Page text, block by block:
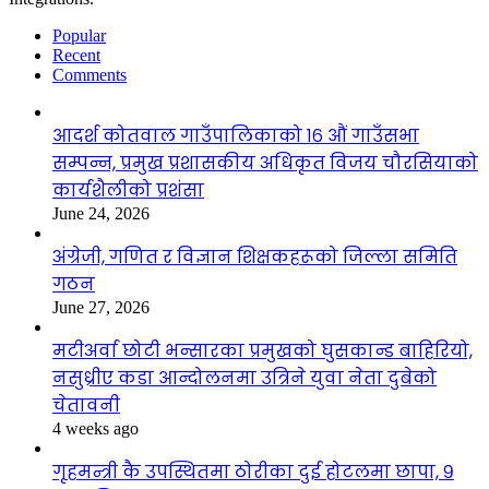
Popular
Recent
Comments
आदर्श कोतवाल गाउँपालिकाको १६ औं गाउँसभा
सम्पन्न, प्रमुख प्रशासकीय अधिकृत विजय चौरसियाको
कार्यशैलीको प्रशंसा
June 24, 2026
अंग्रेजी, गणित र विज्ञान शिक्षकहरूको जिल्ला समिति
गठन
June 27, 2026
मटीअर्वा छोटी भन्सारका प्रमुखको घुसकान्ड बाहिरियो,
नसुध्रीए कडा आन्दोलनमा उत्रिने युवा नेता दुबेको
चेतावनी
4 weeks ago
गृहमन्त्री कै उपस्थितमा ठोरीका दुई होटलमा छापा, ९